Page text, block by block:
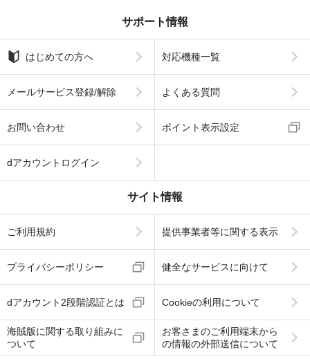
サポート情報
はじめての方へ 対応機種一覧
メールサービス登録/解除 よくある質問
お問い合わせ ポイント表示設定
dアカウントログイン
サイト情報
ご利用規約 提供事業者等に関する表示
プライバシーポリシー 健全なサービスに向けて
dアカウント2段階認証とは Cookieの利用について
海賊版に関する取り組みに
ついて
お客さまのご利用端末から
の情報の外部送信について